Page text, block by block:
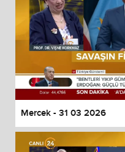
Mercek - 31 03 2026